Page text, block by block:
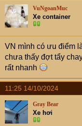
t
i
o
n
s
:
VuNgoanMuc
Xe container
VN mình có ưu điểm
chưa thấy đợt tẩy
rất nhanh
11:25 14/10/2024
Gray Bear
Xe hơi